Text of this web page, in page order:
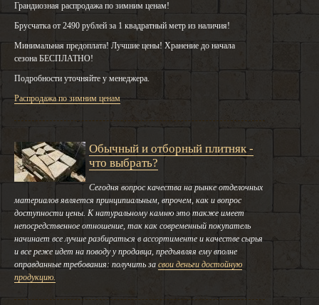
Грандиозная распродажа по зимним ценам!
Брусчатка от 2490 рублей за 1 квадратный метр из наличия!
Минимальная предоплата! Лучшие цены! Хранение до начала
сезона БЕСПЛАТНО!
Подробности уточняйте у менеджера.
Распродажа по зимним ценам
Обычный и отборный плитняк -
что выбрать?
Сегодня вопрос качества на рынке отделочных
материалов является принципиальным, впрочем, как и вопрос
доступности цены. К натуральному камню это также имеет
непосредственное отношение, так как современный покупатель
начинает все лучше разбираться в ассортименте и качестве сырья
и все реже идет на поводу у продавца, предъявляя ему вполне
оправданные требования: получить за свои деньги достойную
продукцию.